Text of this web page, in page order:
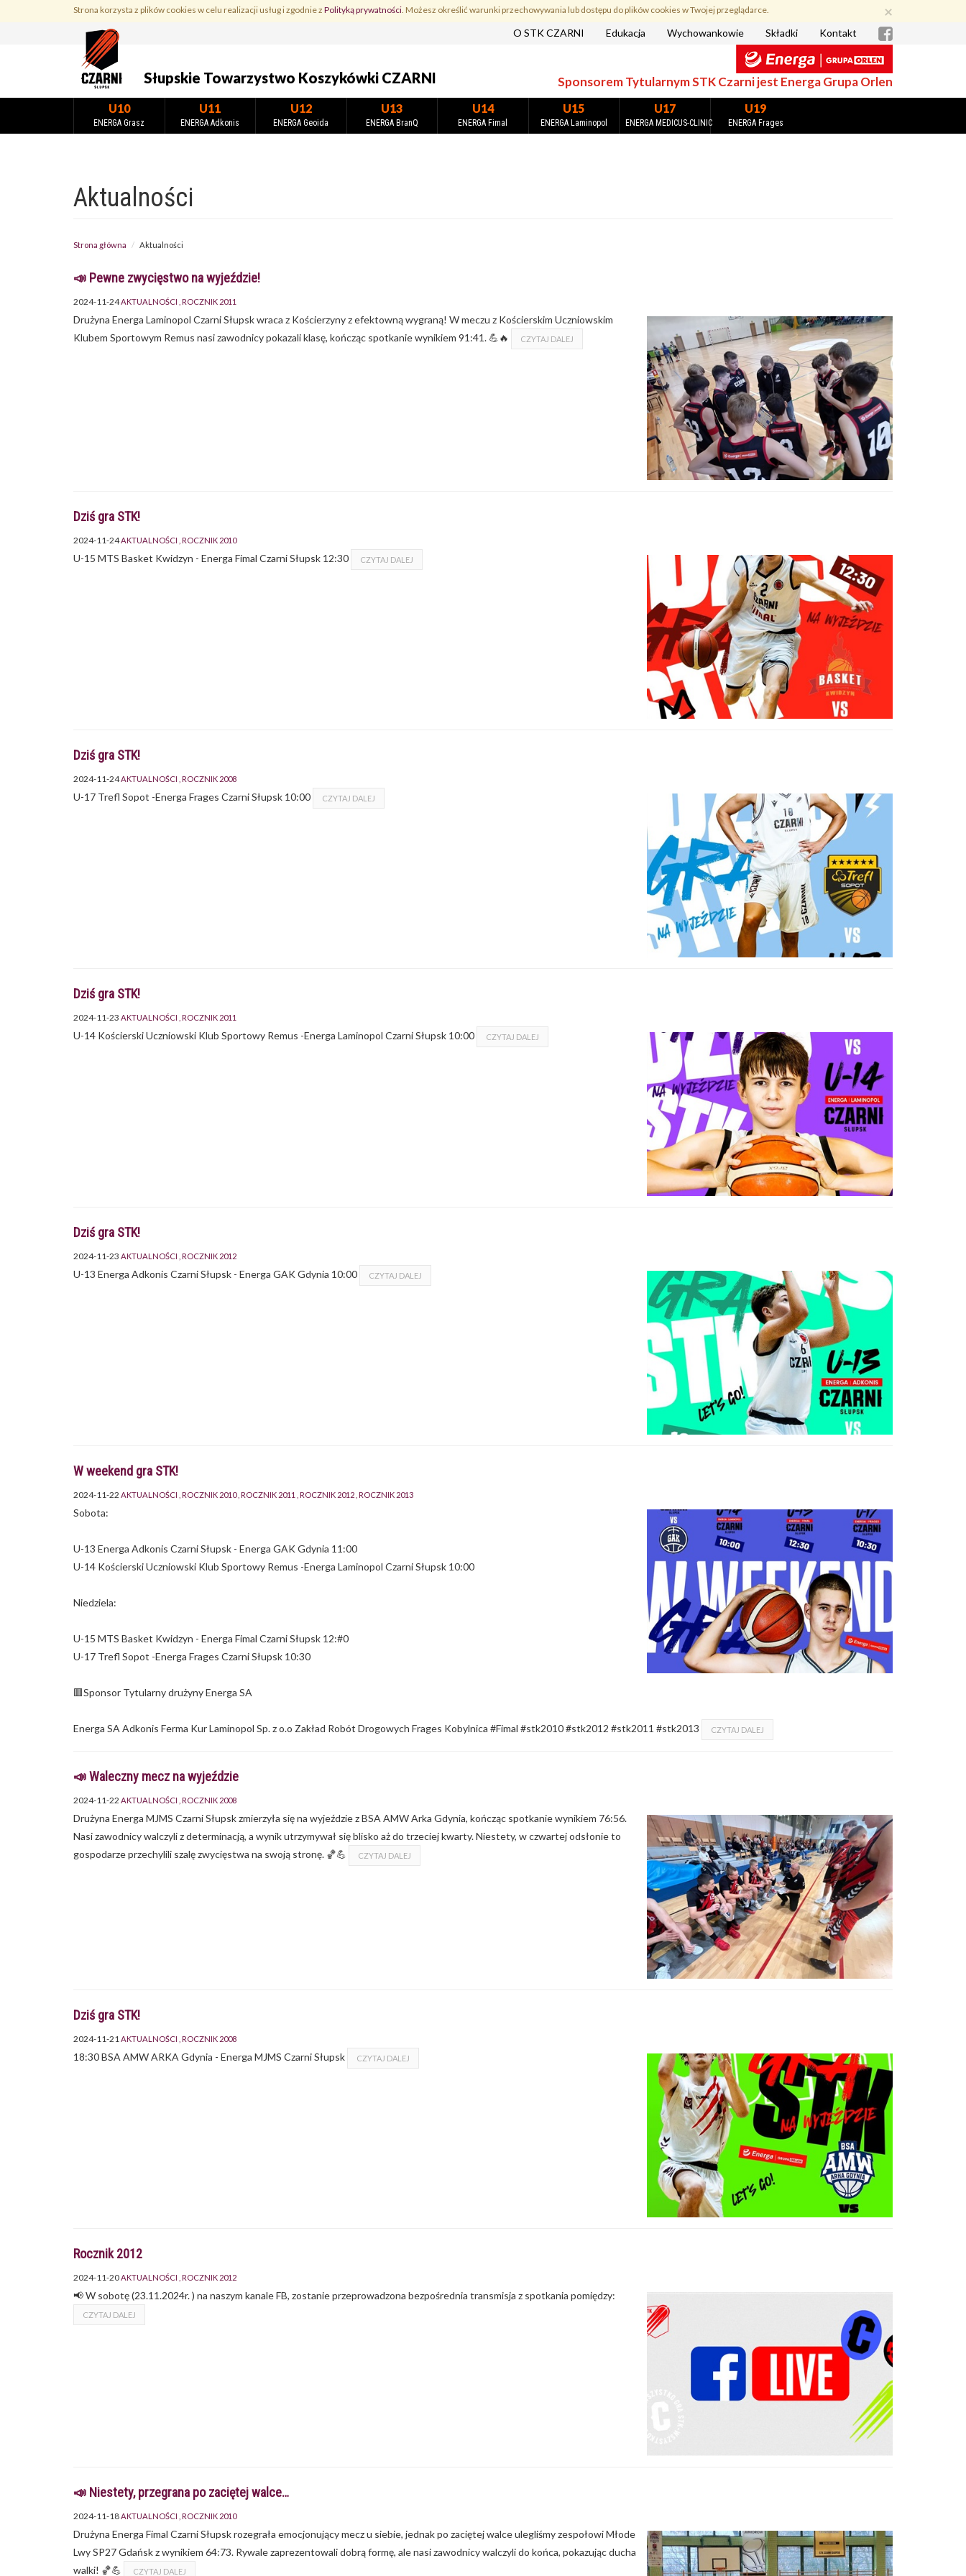
×
Strona korzysta z plików cookies w celu realizacji usług i zgodnie z Polityką prywatności. Możesz określić warunki przechowywania lub dostępu do plików cookies w Twojej przeglądarce.
O STK CZARNI Edukacja Wychowankowie Składki Kontakt
Słupskie Towarzystwo Koszykówki CZARNI Sponsorem Tytularnym STK Czarni jest Energa Grupa Orlen
U10
ENERGA Grasz
U11
ENERGA Adkonis
U12
ENERGA Geoida
U13
ENERGA BranQ
U14
ENERGA Fimal
U15
ENERGA Laminopol
U17
ENERGA MEDICUS-CLINIC
U19
ENERGA Frages
Aktualności
Strona główna Aktualności
📣 Pewne zwycięstwo na wyjeździe!
2024-11-24AKTUALNOŚCI ROCZNIK 2011
Drużyna Energa Laminopol Czarni Słupsk wraca z Kościerzyny z efektowną wygraną! W meczu z Kościerskim Uczniowskim
Klubem Sportowym Remus nasi zawodnicy pokazali klasę, kończąc spotkanie wynikiem 91:41. 💪🔥
CZYTAJ DALEJ
Dziś gra STK!
2024-11-24AKTUALNOŚCI ROCZNIK 2010
U-15 MTS Basket Kwidzyn - Energa Fimal Czarni Słupsk 12:30 CZYTAJ DALEJ
Dziś gra STK!
2024-11-24AKTUALNOŚCI ROCZNIK 2008
U-17 Trefl Sopot -Energa Frages Czarni Słupsk 10:00 CZYTAJ DALEJ
Dziś gra STK!
2024-11-23 AKTUALNOŚCI ROCZNIK 2011
U-14 Kościerski Uczniowski Klub Sportowy Remus -Energa Laminopol Czarni Słupsk 10:00 CZYTAJ DALEJ
Dziś gra STK!
2024-11-23 AKTUALNOŚCI ROCZNIK 2012
U-13 Energa Adkonis Czarni Słupsk - Energa GAK Gdynia 10:00 CZYTAJ DALEJ
W weekend gra STK!
2024-11-22 AKTUALNOŚCI ROCZNIK 2010 ROCZNIK 2011 ROCZNIK 2012 ROCZNIK 2013
Sobota:
U-13 Energa Adkonis Czarni Słupsk - Energa GAK Gdynia 11:00
U-14 Kościerski Uczniowski Klub Sportowy Remus -Energa Laminopol Czarni Słupsk 10:00
Niedziela:
U-15 MTS Basket Kwidzyn - Energa Fimal Czarni Słupsk 12:#0
U-17 Trefl Sopot -Energa Frages Czarni Słupsk 10:30
🟥Sponsor Tytularny drużyny Energa SA
Energa SA Adkonis Ferma Kur Laminopol Sp. z o.o Zakład Robót Drogowych Frages Kobylnica #Fimal #stk2010 #stk2012 #stk2011 #stk2013 CZYTAJ DALEJ
📣 Waleczny mecz na wyjeździe
2024-11-22 AKTUALNOŚCI ROCZNIK 2008
Drużyna Energa MJMS Czarni Słupsk zmierzyła się na wyjeździe z BSA AMW Arka Gdynia, kończąc spotkanie wynikiem 76:56.
Nasi zawodnicy walczyli z determinacją, a wynik utrzymywał się blisko aż do trzeciej kwarty. Niestety, w czwartej odsłonie to
gospodarze przechylili szalę zwycięstwa na swoją stronę. 🏀💪
CZYTAJ DALEJ
Dziś gra STK!
2024-11-21AKTUALNOŚCI ROCZNIK 2008
18:30 BSA AMW ARKA Gdynia - Energa MJMS Czarni Słupsk CZYTAJ DALEJ
Rocznik 2012
2024-11-20AKTUALNOŚCI ROCZNIK 2012
📢 W sobotę (23.11.2024r. ) na naszym kanale FB, zostanie przeprowadzona bezpośrednia transmisja z spotkania pomiędzy:
CZYTAJ DALEJ
📣 Niestety, przegrana po zaciętej walce…
2024-11-18AKTUALNOŚCI ROCZNIK 2010
Drużyna Energa Fimal Czarni Słupsk rozegrała emocjonujący mecz u siebie, jednak po zaciętej walce ulegliśmy zespołowi Młode
Lwy SP27 Gdańsk z wynikiem 64:73. Rywale zaprezentowali dobrą formę, ale nasi zawodnicy walczyli do końca, pokazując ducha
walki! 🏀💪
CZYTAJ DALEJ